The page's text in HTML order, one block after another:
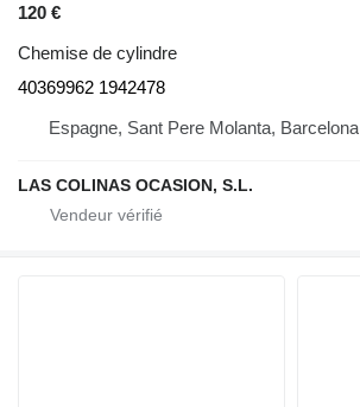
120 €
Chemise de cylindre
40369962 1942478
Espagne, Sant Pere Molanta, Barcelona
LAS COLINAS OCASION, S.L.